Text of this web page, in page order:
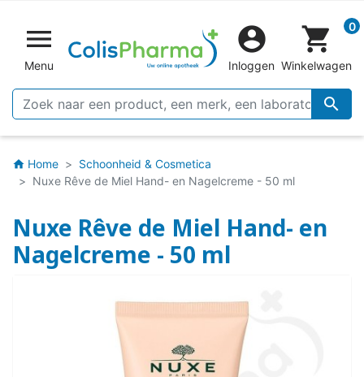

Menu


Inloggen
shopping_cart 0
Winkelwagen
home Home
Schoonheid & Cosmetica
Nuxe Rêve de Miel Hand- en Nagelcreme - 50 ml
Nuxe Rêve de Miel Hand- en
Nagelcreme - 50 ml